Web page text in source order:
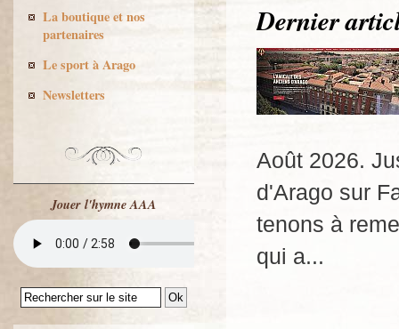
Dernier
Août 2026.
d'Arago sur
tenons à
qui a...
La boutique et nos
partenaires
Le sport à Arago
Newsletters
Jouer l'hymne AAA